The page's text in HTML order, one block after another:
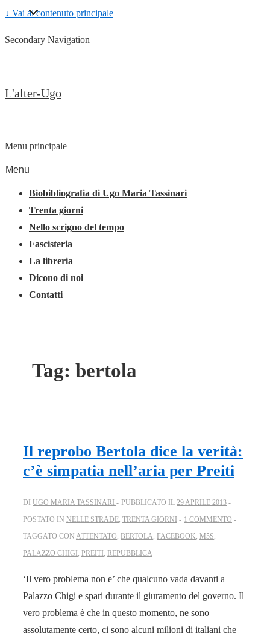
↓ Vai al contenuto principale
Secondary Navigation
L'alter-Ugo
Menu principale
Menu
Biobibliografia di Ugo Maria Tassinari
Trenta giorni
Nello scrigno del tempo
Fascisteria
La libreria
Dicono di noi
Contatti
Tag: bertola
Il reprobo Bertola dice la verità:
c’è simpatia nell’aria per Preiti
DI UGO MARIA TASSINARI PUBBLICATO IL 29 APRILE 2013
POSTATO IN NELLE STRADE, TRENTA GIORNI
1 COMMENTO
TAGGATO CON ATTENTATO, BERTOLA, FACEBOOK, M5S,
PALAZZO CHIGI , PREITI , REPUBBLICA
‘Il vero problema non e’ che qualcuno vada davanti a
Palazzo Chigi e spari durante il giuramento del governo. Il
vero problema è che in questo momento, ne sono
assolutamente certo, ci sono alcuni milioni di italiani che